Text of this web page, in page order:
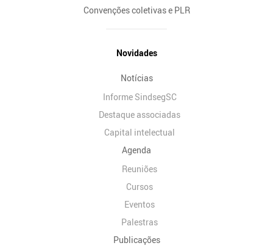
Convenções coletivas e PLR
Novidades
Notícias
Informe SindsegSC
Destaque associadas
Capital intelectual
Agenda
Reuniões
Cursos
Eventos
Palestras
Publicações